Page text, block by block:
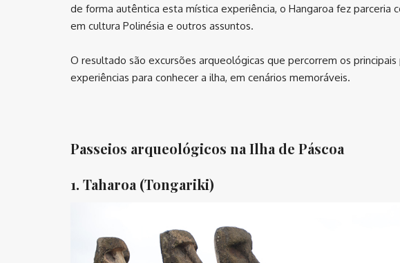
de forma autêntica esta mística experiência, o Hangaroa fez parceria
em cultura Polinésia e outros assuntos.
O resultado são excursões arqueológicas que percorrem os
experiências para conhecer a ilha, em cenários memoráveis.
Passeios arqueológicos na Ilha de Páscoa
1. Taharoa (Tongariki)